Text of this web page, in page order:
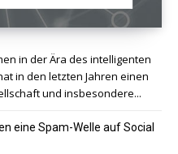
in der Ära des intelligenten
in den letzten Jahren einen
und insbesondere...
eine Spam-Welle auf Social